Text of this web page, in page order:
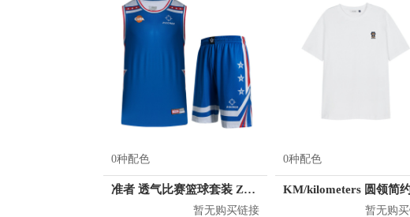
0种配色
准者 透气比赛篮球套装 Z118210177
暂无购买链接
0种配色
暂无购